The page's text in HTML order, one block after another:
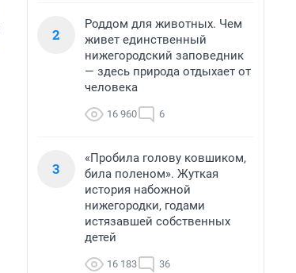
2
Роддом для животных. Чем
живет единственный
нижегородский заповедник
— здесь природа отдыхает от
человека
16 960 6
3
«Пробила голову ковшиком,
била поленом». Жуткая
история набожной
нижегородки, годами
истязавшей собственных
детей
16 183 36